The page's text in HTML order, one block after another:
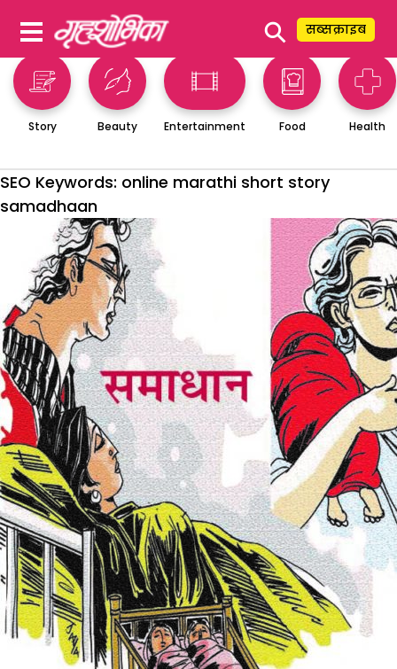
⚲ सब्सक्राइब
Story Beauty Entertainment Food Health
SEO Keywords: online marathi short story
samadhaan